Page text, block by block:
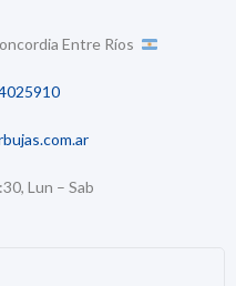
Entre Ríos
Lun – Sab